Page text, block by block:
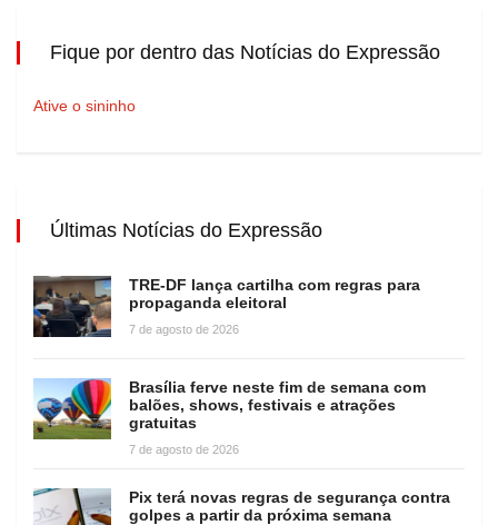
Fique por dentro das Notícias do Expressão
Ative o sininho
Últimas Notícias do Expressão
TRE-DF lança cartilha com regras para
propaganda eleitoral
7 de agosto de 2026
Brasília ferve neste fim de semana com
balões, shows, festivais e atrações
gratuitas
7 de agosto de 2026
Pix terá novas regras de segurança contra
golpes a partir da próxima semana